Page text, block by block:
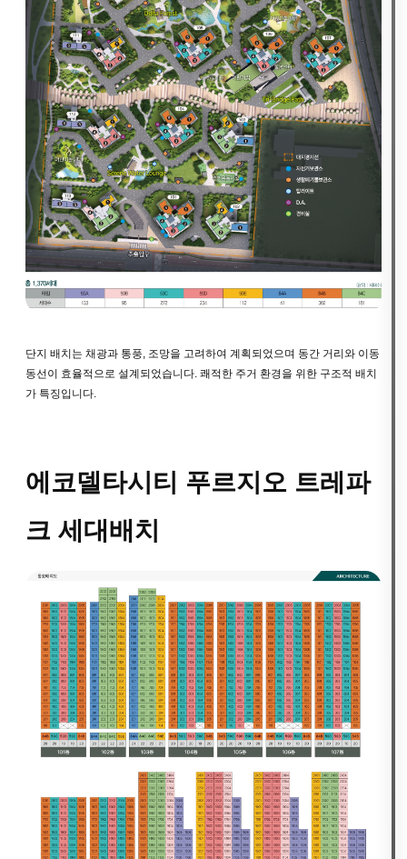
단지 배치는 채광과 통풍, 조망을 고려하여 계획되었으며 동간 거리와 이동
동선이 효율적으로 설계되었습니다. 쾌적한 주거 환경을 위한 구조적 배치
가 특징입니다.
에코델타시티 푸르지오 트레파
크 세대배치